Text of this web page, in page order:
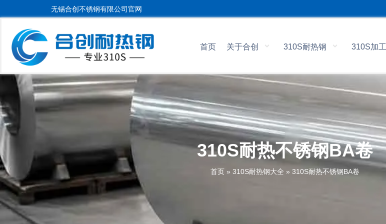
无锡合创不锈钢有限公司官网
首页 关于合创 310S耐热钢 310S加工
310S耐热不锈钢BA卷
首页 » 310S耐热钢大全 » 310S耐热不锈钢BA卷